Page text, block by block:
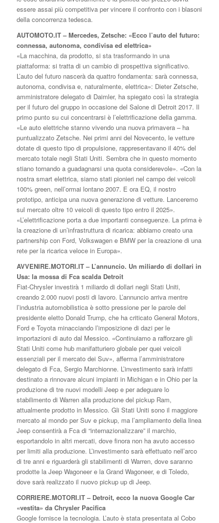
essere assai più competitiva per vincere il confronto con i blasoni
della concorrenza tedesca.
AUTOMOTO.IT – Mercedes, Zetsche: «Ecco l’auto del futuro:
connessa, autonoma, condivisa ed elettrica»
«La macchina, da prodotto, si sta trasformando in una
piattaforma: si tratta di un cambio di prospettiva significativo.
L’auto del futuro nascerà da quattro fondamenta: sarà connessa,
autonoma, condivisa e, naturalmente, elettrica»: Dieter Zetsche,
amministratore delegato di Daimler, ha spiegato così la strategia
per il futuro del gruppo in occasione del Salone di Detroit 2017. Il
primo punto su cui concentrarsi è l’elettrificazione della gamma.
«Le auto elettriche stanno vivendo una nuova primavera – ha
puntualizzato Zetsche. Nei primi anni del Novecento, le vetture
dotate di questo tipo di propulsione, rappresentavano il 40% del
mercato totale negli Stati Uniti. Sembra che in questo momento
stiano tornando a guadagnarsi una quota considerevole». «Con la
nostra smart elettrica, siamo stati pionieri nel campo dei veicoli
100% green, nell’ormai lontano 2007. E ora EQ, il nostro
prototipo, anticipa una nuova generazione di vetture. Lanceremo
sul mercato oltre 10 veicoli di questo tipo entro il 2025».
«L’elettrificazione porta a due importanti conseguenze. La prima è
la creazione di un’infrastruttura di ricarica: abbiamo creato una
partnership con Ford, Volkswagen e BMW per la creazione di una
rete per la ricarica veloce in Europa».
AVVENIRE.MOTORI.IT – L’annuncio. Un miliardo di dollari in
Usa: la mossa di Fca scalda Detroit
Fiat-Chrysler investirà 1 miliardo di dollari negli Stati Uniti,
creando 2.000 nuovi posti di lavoro. L’annuncio arriva mentre
l’industria automobilistica è sotto pressione per le parole del
presidente eletto Donald Trump, che ha criticato General Motors,
Ford e Toyota minacciando l’imposizione di dazi per le
importazioni di auto dal Messico. «Continuiamo a rafforzare gli
Stati Uniti come hub manifatturiero globale per quei veicoli
essenziali per il mercato dei Suv», afferma l’amministratore
delegato di Fca, Sergio Marchionne. L’investimento sarà infatti
destinato a rinnovare alcuni impianti in Michigan e in Ohio per la
produzione di tre nuovi modelli Jeep e per adeguare lo
stabilimento di Warren alla produzione del pickup Ram,
attualmente prodotto in Messico. Gli Stati Uniti sono il maggiore
mercato al mondo per Suv e pickup, ma l’ampliamento della linea
Jeep consentirà a Fca di “internazionalizzare” il marchio,
esportandolo in altri mercati, dove finora non ha avuto accesso
per limiti alla produzione. L’investimento sarà effettuato nell’arco
di tre anni e riguarderà gli stabilimenti di Warren, dove saranno
prodotte la Jeep Wagoneer e la Grand Wagoneer, e di Toledo,
dove sarà realizzato il nuovo pickup up di Jeep.
CORRIERE.MOTORI.IT – Detroit, ecco la nuova Google Car
«vestita» da Chrysler Pacifica
Google fornisce la tecnologia. L’auto è stata presentata al Cobo